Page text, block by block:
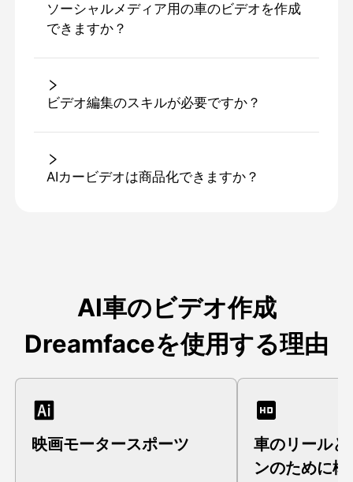
ソーシャルメディア用の車のビデオを作成
できますか？
ビデオ編集のスキルが必要ですか？
AIカービデオは商品化できますか？
AI車のビデオ作成
Dreamfaceを使用する理由
映画モータースポーツ
車のリール
ンのために